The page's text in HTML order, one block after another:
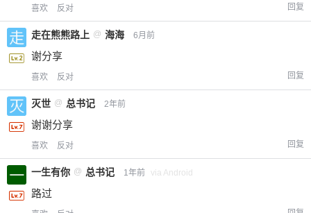
喜欢 反对 回复
走在熊熊路上 @ 海海 6月前
谢分享
喜欢 反对 回复
灭世 @ 总书记 2年前
谢谢分享
喜欢 反对 回复
一生有你 @ 总书记 1年前 via Android
路过